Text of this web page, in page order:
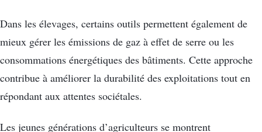
Dans les élevages, certains outils permettent également de
mieux gérer les émissions de gaz à effet de serre ou les
consommations énergétiques des bâtiments. Cette approche
contribue à améliorer la durabilité des exploitations tout en
répondant aux attentes sociétales.
Les jeunes générations d’agriculteurs se montrent